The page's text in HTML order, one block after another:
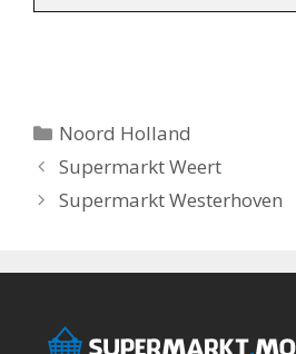
Categorieën
Noord Holland
Berichtnavigatie
Supermarkt Weert
Supermarkt Westerhoven